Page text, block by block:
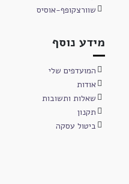
שוורצקופף-אוסיס
מידע נוסף
המועדפים שלי
אודות
שאלות ותשובות
תקנון
ביטול עסקה